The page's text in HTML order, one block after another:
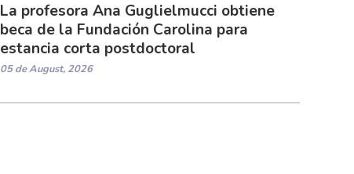
La profesora Ana Guglielmucci obtiene
beca de la Fundación Carolina para
estancia corta postdoctoral
05 de August, 2026